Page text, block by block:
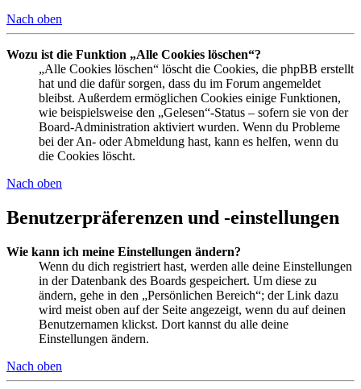
Nach oben
Wozu ist die Funktion „Alle Cookies löschen“?
„Alle Cookies löschen“ löscht die Cookies, die phpBB erstellt
hat und die dafür sorgen, dass du im Forum angemeldet
bleibst. Außerdem ermöglichen Cookies einige Funktionen,
wie beispielsweise den „Gelesen“-Status – sofern sie von der
Board-Administration aktiviert wurden. Wenn du Probleme
bei der An- oder Abmeldung hast, kann es helfen, wenn du
die Cookies löscht.
Nach oben
Benutzerpräferenzen und -einstellungen
Wie kann ich meine Einstellungen ändern?
Wenn du dich registriert hast, werden alle deine Einstellungen
in der Datenbank des Boards gespeichert. Um diese zu
ändern, gehe in den „Persönlichen Bereich“; der Link dazu
wird meist oben auf der Seite angezeigt, wenn du auf deinen
Benutzernamen klickst. Dort kannst du alle deine
Einstellungen ändern.
Nach oben